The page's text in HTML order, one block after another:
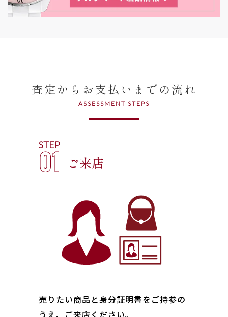
査定からお支払いまでの流れ
ASSESSMENT STEPS
STEP
01 ご来店
売りたい商品と身分証明書をご持参の
うえ、ご来店ください｡